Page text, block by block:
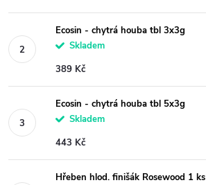
Ecosin - chytrá houba tbl 3x3g
Skladem
389 Kč
Ecosin - chytrá houba tbl 5x3g
Skladem
443 Kč
Hřeben hlod. finišák Rosewood 1 ks